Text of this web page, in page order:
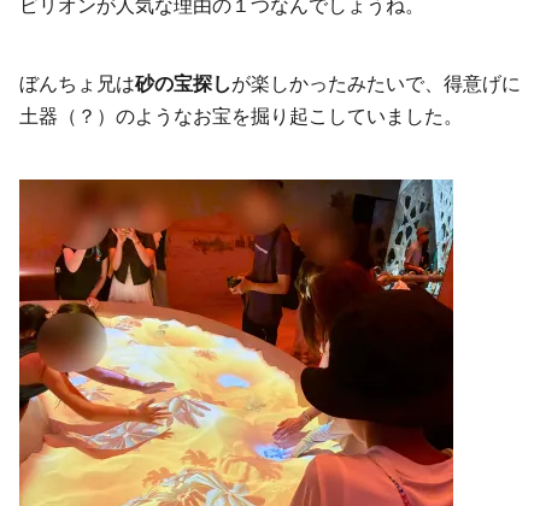
ビリオンが人気な理由の１つなんでしょうね。
ぼんちょ兄は砂の宝探しが楽しかったみたいで、得意げに
土器（？）のようなお宝を掘り起こしていました。